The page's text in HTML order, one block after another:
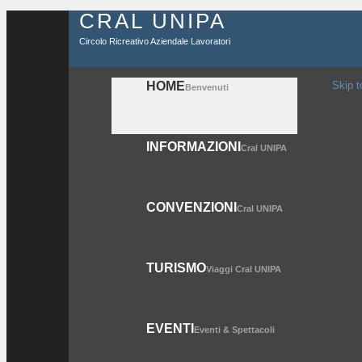
CRAL UNIPA
Circolo Ricreativo Aziendale Lavoratori
HOMEBenvenuti
INFORMAZIONICral UNIPA
CONVENZIONICral UNIPA
TURISMOViaggi Cral UNIPA
EVENTIEventi & Spettacoli
Skip